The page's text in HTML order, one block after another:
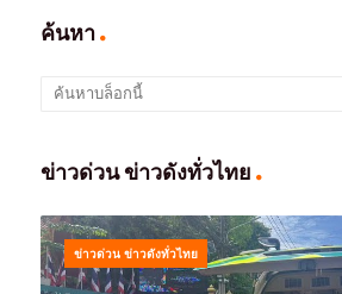
ค้นหา
ข่าวด่วน ข่าวดังทั่วไทย
ข่าวด่วน ข่าวดังทั่วไทย